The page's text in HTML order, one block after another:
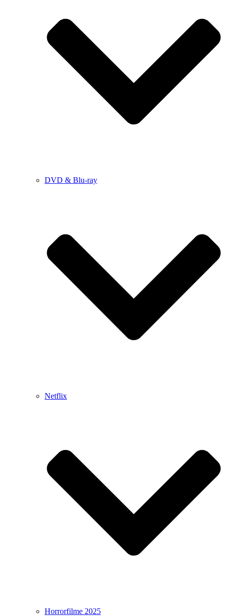
DVD & Blu-ray
Netflix
Horrorfilme 2025